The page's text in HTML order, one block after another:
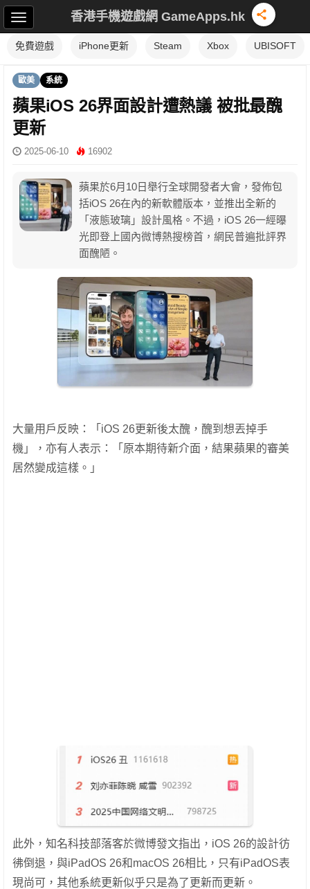
香港手機遊戲網 GameApps.hk
免費遊戲 iPhone更新 Steam Xbox UBISOFT
歐美 系統
蘋果iOS 26界面設計遭熱議 被批最醜
更新
2025-06-10 16902
蘋果於6月10日舉行全球開發者大會，發佈包
括iOS 26在內的新軟體版本，並推出全新的
「液態玻璃」設計風格。不過，iOS 26一經曝
光即登上國內微博熱搜榜首，網民普遍批評界
面醜陋。
大量用戶反映：「iOS 26更新後太醜，醜到想丟掉手
機」，亦有人表示：「原本期待新介面，結果蘋果的審美
居然變成這樣。」
此外，知名科技部落客於微博發文指出，iOS 26的設計彷
彿倒退，與iPadOS 26和macOS 26相比，只有iPadOS表
現尚可，其他系統更新似乎只是為了更新而更新。